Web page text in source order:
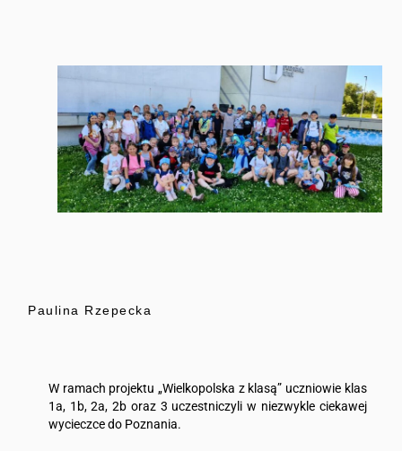
Paulina Rzepecka
W ramach projektu „Wielkopolska z klasą” uczniowie klas
1a, 1b, 2a, 2b oraz 3 uczestniczyli w niezwykle ciekawej
wycieczce do Poznania.